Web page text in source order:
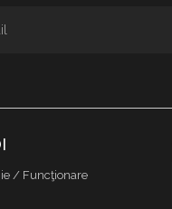
/ Funcţionare